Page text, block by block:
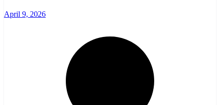
April 9, 2026